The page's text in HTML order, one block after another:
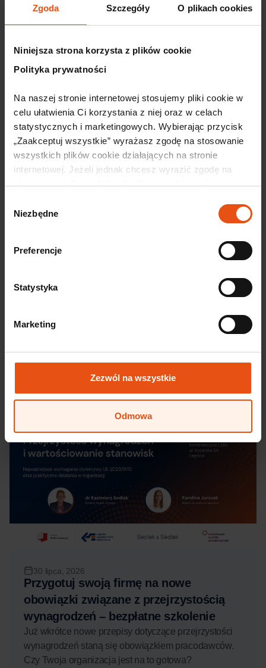
Zgoda Szczegóły O plikach cookies
Niniejsza strona korzysta z plików cookie
Polityka prywatności
Na naszej stronie internetowej stosujemy pliki cookie w
celu ułatwienia Ci korzystania z niej oraz w celach
statystycznych i marketingowych. Wybierając przycisk
„Zaakceptuj wszystkie” wyrażasz zgodę na stosowanie
wszystkich plików cookie działających na stronie
internetowej. Jeżeli jednak chcesz wyrazić zgodę na
stosowanie tylko niektórych plików cookie, wybierz
Szczegółowe informacje o przetwarzaniu Twoich danych
Polityce prywatności.
zgody
Niezbędne
Preferencje
Statystyka
Marketing
Zezwól na wszystkie
Odmowa
Barbara Sulma, Prezes Zarządu LGD Wrzosowa Kraina
Polecane artykuły
partnerem 12. edycji konferencji TOP
TOP automotive od lat należy do najważniejszych
spotkań liderów rynku, producentów, dostawców,
do ...
30 lipca, 2026
Przygotuj swoją firmę na nowe
obowiązki związane z przejrzystością
wynagrodzeń – bezpłatne szkolenie
Już wkrótce nowe przepisy dotyczące przejrzystości
wynagrodzeń staną się obowiązkiem pracodawców.
Czy Twoja organizacja jest na to gotowa?